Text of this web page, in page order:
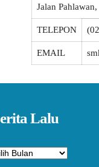
Jalan
TELEPON
EMAIL
Lalu